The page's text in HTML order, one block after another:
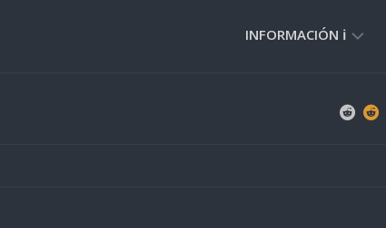
INFORMACIÓN ℹ️